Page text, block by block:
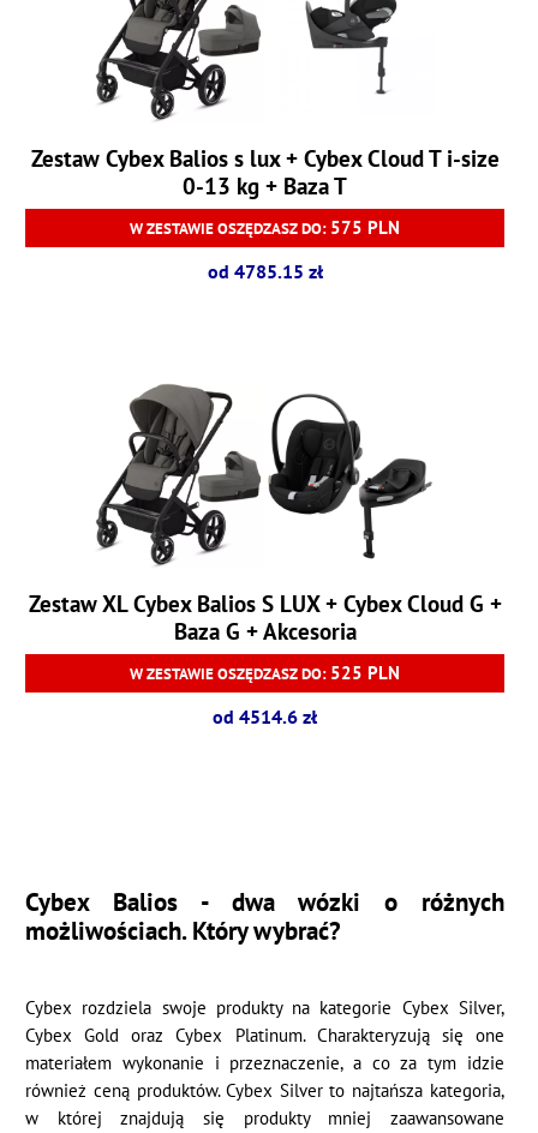
Zestaw Cybex Balios s lux + Cybex Cloud T i-size
0-13 kg + Baza T
W ZESTAWIE OSZĘDZASZ DO: 575 PLN
od 4785.15 zł
Zestaw XL Cybex Balios S LUX + Cybex Cloud G +
Baza G + Akcesoria
W ZESTAWIE OSZĘDZASZ DO: 525 PLN
od 4514.6 zł
Cybex Balios - dwa wózki o różnych
możliwościach. Który wybrać?
Cybex rozdziela swoje produkty na kategorie Cybex Silver,
Cybex Gold oraz Cybex Platinum. Charakteryzują się one
materiałem wykonanie i przeznaczenie, a co za tym idzie
również ceną produktów. Cybex Silver to najtańsza kategoria,
w której znajdują się produkty mniej zaawansowane